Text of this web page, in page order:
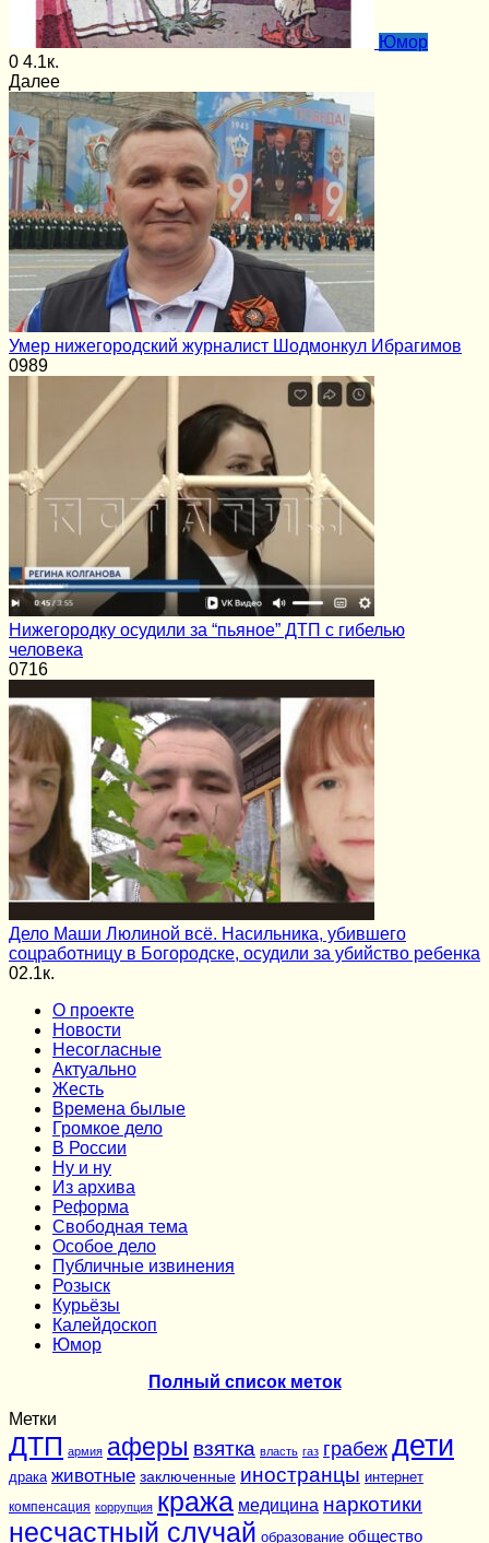
Юмор
0 4.1к.
Далее
Умер нижегородский журналист Шодмонкул Ибрагимов
0989
Нижегородку осудили за “пьяное” ДТП с гибелью
человека
0716
Дело Маши Люлиной всё. Насильника, убившего
соцработницу в Богородске, осудили за убийство ребенка
02.1к.
О проекте
Новости
Несогласные
Актуально
Жесть
Времена былые
Громкое дело
В России
Ну и ну
Из архива
Реформа
Cвободная тема
Особое дело
Публичные извинения
Розыск
Курьёзы
Калейдоскоп
Юмор
Полный список меток
Метки
ДТП армия аферы взятка власть газ грабеж дети
драка животные заключенные иностранцы интернет
компенсация коррупция кража медицина наркотики
несчастный случай образование общество